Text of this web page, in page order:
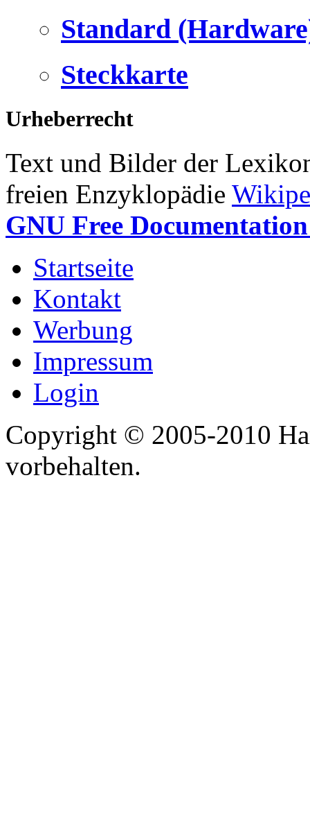
Standard
Steckkarte
Urheberrecht
Text und Bilder der
freien Enzyklopädie
GNU Free
Startseite
Kontakt
Werbung
Impressum
Login
Copyright © 2005-2010
vorbehalten.